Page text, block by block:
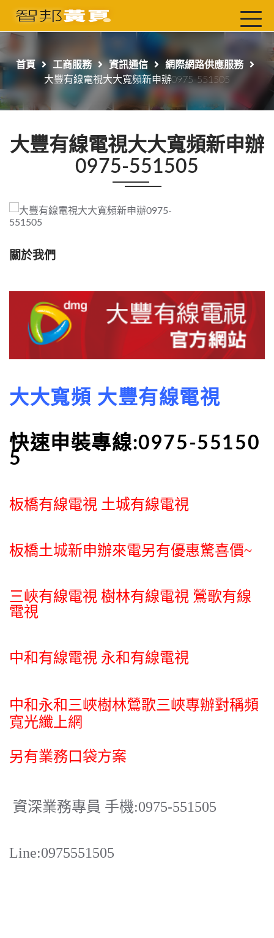
首頁
吃喝玩樂
工商服務
免費刊登
聯絡我們
首頁 工商服務 資訊通信
網際網路供應服務
大豐有線電視大大寬頻新申辦0975-551505
大豐有線電視大大寬頻新申辦
0975-551505
關於我們
大大寬頻 大豐有線電視
快速申裝專線:0975-55150
5
板橋有線電視 土城有線電視
板橋土城新申辦來電另有優惠驚喜價~
三峽有線電視 樹林有線電視 鶯歌有線
電視
中和有線電視 永和有線電視
中和永和三峽樹林鶯歌三峽專辦對稱頻
寬光纖上網
另有業務口袋方案
資深業務專員 手機:0975-551505
Line:0975551505